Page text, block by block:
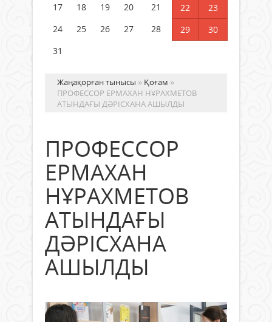
17
18 19 20 21 22
23
24
25 26 27 28 29
30
31
Жаңақорған тынысы » Қоғам »
ПРОФЕССОР ЕРМАХАН НҰРАХМЕТОВ
АТЫНДАҒЫ ДӘРІСХАНА АШЫЛДЫ
ПРОФЕССОР
ЕРМАХАН
НҰРАХМЕТОВ
АТЫНДАҒЫ
ДӘРІСХАНА
АШЫЛДЫ